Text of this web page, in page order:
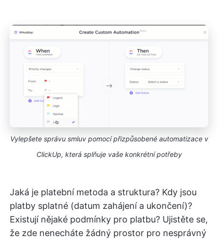
Vylepšete správu smluv pomocí přizpůsobené automatizace v
ClickUp, která splňuje vaše konkrétní potřeby
Jaká je platební metoda a struktura? Kdy jsou
platby splatné (datum zahájení a ukončení)?
Existují nějaké podmínky pro platbu? Ujistěte se,
že zde nenecháte žádný prostor pro nesprávný